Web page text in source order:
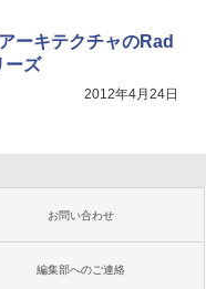
ーキテクチャのRad
ーズ
2012年4月24日
お問い合わせ
編集部へのご連絡